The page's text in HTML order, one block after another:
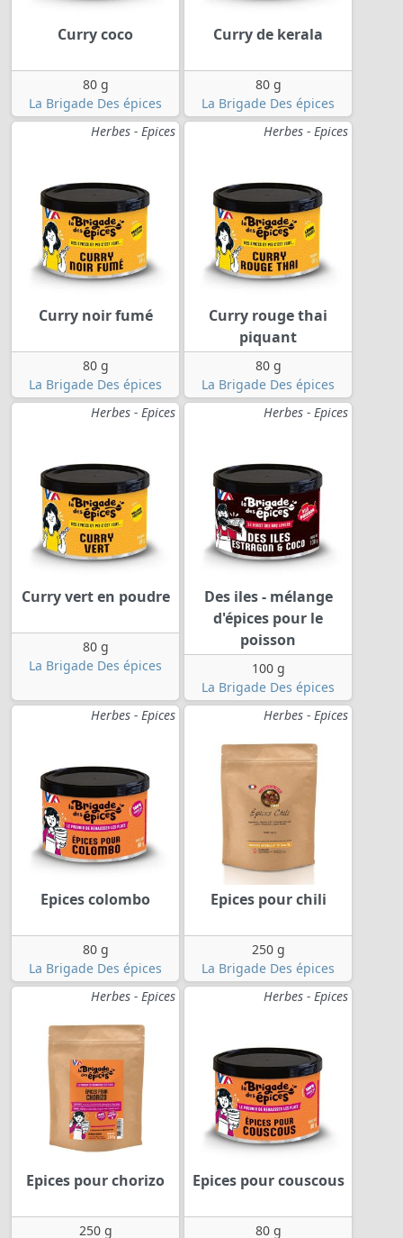
Curry coco
80 g
La Brigade Des épices
Curry de kerala
80 g
La Brigade Des épices
Herbes - Epices
Curry noir fumé
80 g
La Brigade Des épices
Herbes - Epices
Curry rouge thai
piquant
80 g
La Brigade Des épices
Herbes - Epices
Curry vert en poudre
80 g
La Brigade Des épices
Herbes - Epices
Des iles - mélange
d'épices pour le
poisson
100 g
La Brigade Des épices
Herbes - Epices
Epices colombo
80 g
La Brigade Des épices
Herbes - Epices
Epices pour chili
250 g
La Brigade Des épices
Herbes - Epices
Epices pour chorizo
250 g
Herbes - Epices
Epices pour couscous
80 g